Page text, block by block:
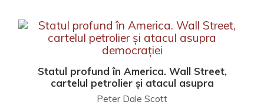
Statul profund în America. Wall Street,
cartelul petrolier și atacul asupra
democrației
Peter Dale Scott